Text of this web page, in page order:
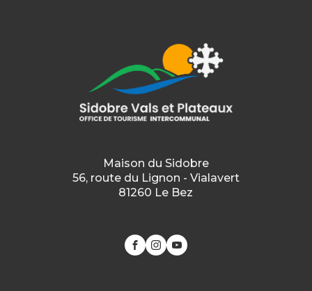
Maison du Sidobre
56, route du Lignon - Vialavert
81260 Le Bez